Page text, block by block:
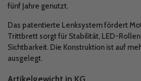
fünf Jahre genutzt.
Das patentierte Lenksystem fördert
Trittbrett sorgt für Stabilität, LED-
Sichtbarkeit. Die Konstruktion ist auf
ausgelegt.
Artikelgewicht in KG